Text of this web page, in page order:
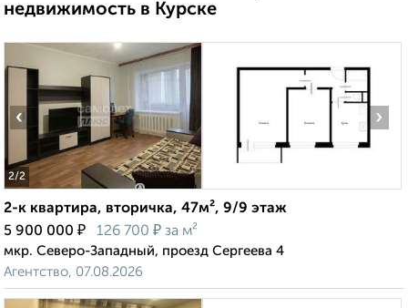
недвижимость в Курске
2/2
‹ ›
2-к квартира, вторичка, 47м², 9/9 этаж
5 900 000 ₽ 126 700 ₽ за м²
мкр. Северо-Западный, проезд Сергеева 4
Агентство, 07.08.2026